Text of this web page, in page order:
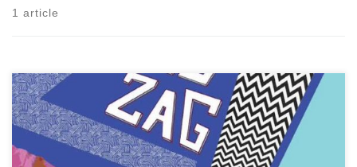
1 article
Une nouvelle représentation du nouveau spectacle ZigZag